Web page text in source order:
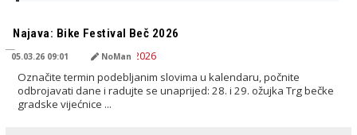
Najava: Bike Festival Beč 2026
05.03.26 09:01 NoMan
Označite termin podebljanim slovima u kalendaru, počnite
odbrojavati dane i radujte se unaprijed: 28. i 29. ožujka Trg bečke
gradske vijećnice ...